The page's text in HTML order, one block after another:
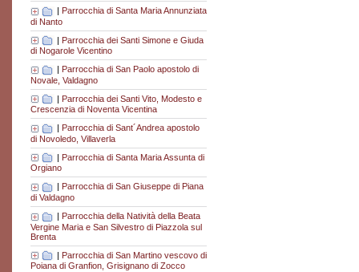
| Parrocchia di Santa Maria Annunziata
di Nanto
| Parrocchia dei Santi Simone e Giuda
di Nogarole Vicentino
Parrocchia di San Paolo apostolo di
Novale, Valdagno
| Parrocchia dei Santi Vito, Modesto e
Crescenzia di Noventa Vicentina
Parrocchia di Sant´Andrea apostolo
di Novoledo, Villaverla
| Parrocchia di Santa Maria Assunta di
Orgiano
Parrocchia di San Giuseppe di Piana
di Valdagno
| Parrocchia della Natività della Beata
Vergine Maria e San Silvestro di Piazzola sul
Brenta
| Parrocchia di San Martino vescovo di
Poiana di Granfion, Grisignano di Zocco